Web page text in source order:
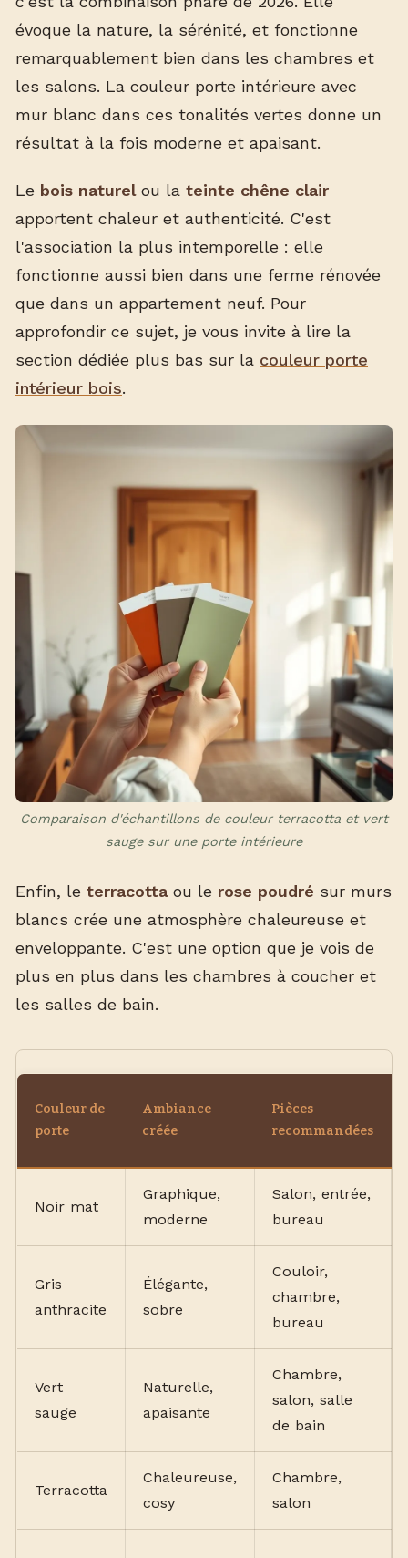
évoque la nature, la sérénité, et fonctionne
remarquablement bien dans les chambres et
les salons. La couleur porte intérieure avec
mur blanc dans ces tonalités vertes donne un
résultat à la fois moderne et apaisant.
Le bois naturelou la teinte chêne clair
apportent chaleur et authenticité. C'est
l'association la plus intemporelle : elle
fonctionne aussi bien dans une ferme rénovée
que dans un appartement neuf. Pour
approfondir ce sujet, je vous invite à lire la
section dédiée plus bas sur la couleur porte
intérieur bois.
Comparaison d'échantillons de couleur terracotta et vert
sauge sur une porte intérieure
Enfin, le terracottaou le rose poudré sur murs
blancs crée une atmosphère chaleureuse et
enveloppante. C'est une option que je vois de
plus en plus dans les chambres à coucher et
les salles de bain.
Couleur de
porte
Ambiance
créée
Pièces
recommandées
Noir mat
Graphique,
moderne
Salon, entrée,
bureau
Gris
anthracite
Élégante,
sobre
Couloir,
chambre,
bureau
Vert
sauge
Naturelle,
apaisante
Chambre,
salon, salle
de bain
Terracotta
Chaleureuse,
cosy
Chambre,
salon